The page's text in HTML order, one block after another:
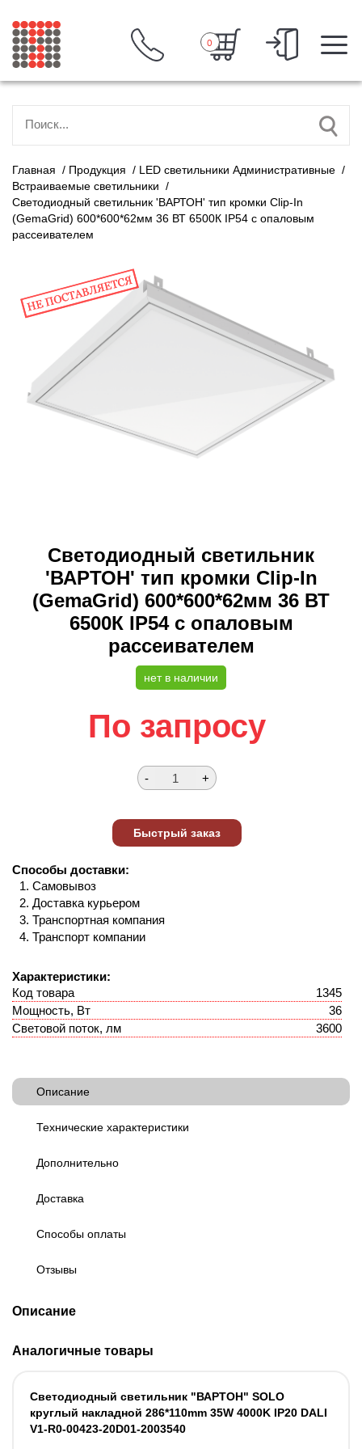
0
Главная / Продукция / LED светильники Административные /
Встраиваемые светильники /
Светодиодный светильник 'ВАРТОН' тип кромки Clip-In
(GemaGrid) 600*600*62мм 36 ВТ 6500К IP54 с опаловым
рассеивателем
Светодиодный светильник
'ВАРТОН' тип кромки Clip-In
(GemaGrid) 600*600*62мм 36 ВТ
6500К IP54 с опаловым
рассеивателем
нет в наличии
По запросу
Способы доставки:
Самовывоз
Доставка курьером
Транспортная компания
Транспорт компании
Характеристики:
Код товара
1345
Мощность, Вт
36
Световой поток, лм
3600
Описание
Технические характеристики
Дополнительно
Доставка
Способы оплаты
Отзывы
Описание
Аналогичные товары
Светодиодный светильник "ВАРТОН" SOLO
круглый накладной 286*110mm 35W 4000K IP20 DALI
V1-R0-00423-20D01-2003540